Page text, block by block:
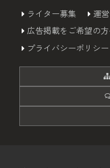
ライター募集 運
広告掲載をご希望の
プライバシーポリシー